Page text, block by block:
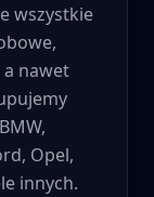
wszystkie
nawet
Opel,
innych.